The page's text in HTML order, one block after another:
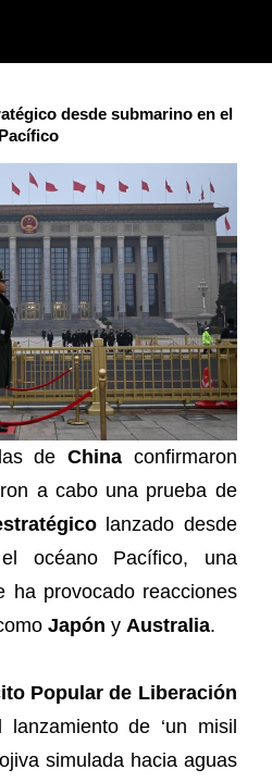
desde submarino en el
Pacífico
de Chinaconfirmaron
a cabo una prueba de
lanzado desde
océano Pacífico, una
ha provocado reacciones
Japón y Australia.
Popular de Liberación
de ‘un misil
simulada hacia aguas